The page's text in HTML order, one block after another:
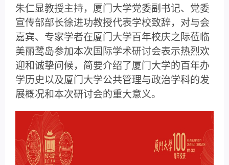
朱仁显教授主持，厦门大学党委副书记、党委
宣传部部长徐进功教授代表学校致辞，对与会
嘉宾、专家学者在厦门大学百年校庆之际莅临
美丽鹭岛参加本次国际学术研讨会表示热烈欢
迎和诚挚问候，简要介绍了厦门大学的百年办
学历史以及厦门大学公共管理与政治学科的发
展概况和本次研讨会的重大意义。